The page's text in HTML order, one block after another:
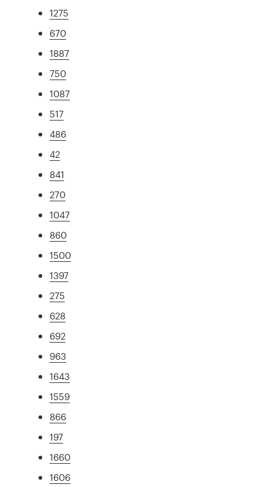
1275
670
1887
750
1087
517
486
42
841
270
1047
860
1500
1397
275
628
692
963
1643
1559
866
197
1660
1606